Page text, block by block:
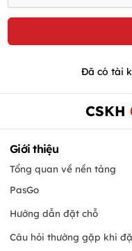
Đã có tài
CSKH
Giới thiệu
Tổng quan về nền tảng
PasGo
Hướng dẫn đặt chỗ
Câu hỏi thường gặp khi